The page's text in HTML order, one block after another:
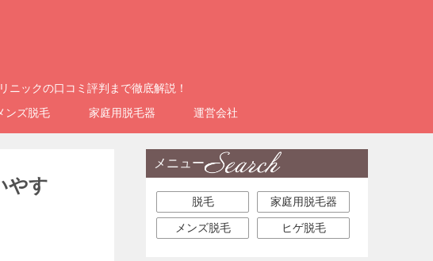
ニックの口コミ評判まで徹底解説！
ンズ脱毛 家庭用脱毛器 運営会社
やす
メニュー
脱毛 家庭用脱毛器
メンズ脱毛 ヒゲ脱毛